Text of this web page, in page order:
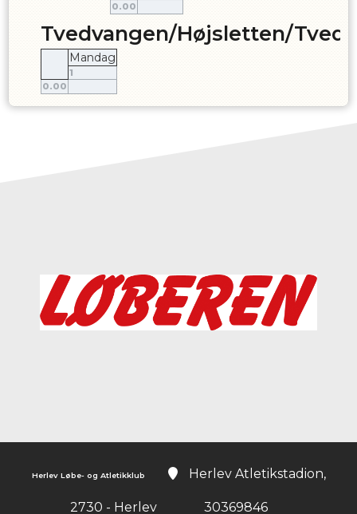
0.00
Tvedvangen/Højsletten/
Mandag
1
0.00
Herlev Løbe- og Atletikklub Herlev Atletikstadion,
2730 - Herlev 30369846